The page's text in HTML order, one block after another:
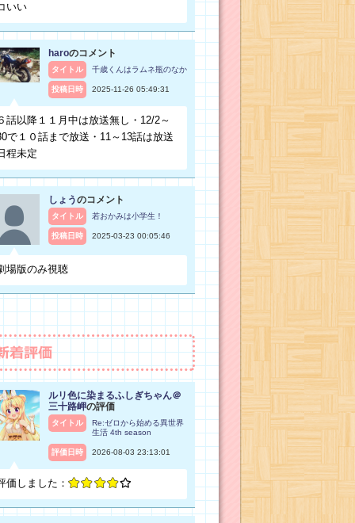
いい
haroのコメント
タイトル 千歳くんはラムネ瓶のなか
投稿日時 2025-11-26 05:49:31
話以降１１月中は放送無し・12/2～
で１０話まで放送・11～13話は放送
程未定
しょうのコメント
タイトル 若おかみは小学生！
投稿日時 2025-03-23 00:05:46
場版のみ視聴
ルリ色に染まるふしぎちゃん＠
三十路岬の評価
タイトル
Re:ゼロから始める異世界
生活 4th season
評価日時 2026-08-03 23:13:01
価しました：